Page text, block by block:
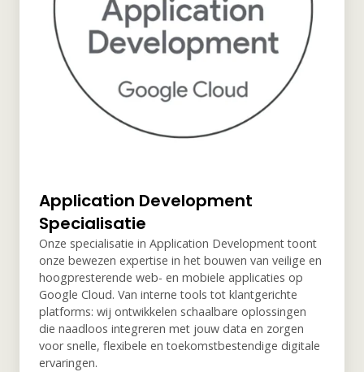
Application Development
Specialisatie
Onze specialisatie in Application Development toont
onze bewezen expertise in het bouwen van veilige en
hoogpresterende web- en mobiele applicaties op
Google Cloud. Van interne tools tot klantgerichte
platforms: wij ontwikkelen schaalbare oplossingen
die naadloos integreren met jouw data en zorgen
voor snelle, flexibele en toekomstbestendige digitale
ervaringen.